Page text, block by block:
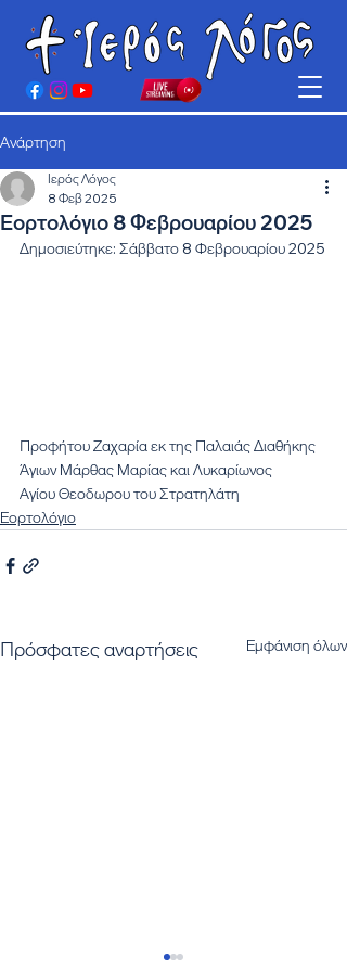
Ανάρτηση
Εορτολόγιο 8 Φεβρουαρίου 2025
Ιερός Λόγος
8 Φεβ 2025
Δημοσιεύτηκε: Σάββατο 8 Φεβρουαρίου 2025
Προφήτου Ζαχαρία εκ της Παλαιάς Διαθήκης
Άγιων Μάρθας Μαρίας και Λυκαρίωνος
Αγίου Θεοδωρου του Στρατηλάτη
Εορτολόγιο
Πρόσφατες αναρτήσεις Εμφάνιση όλων